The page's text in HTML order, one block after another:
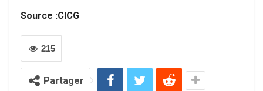
Source :CICG
215
Partager